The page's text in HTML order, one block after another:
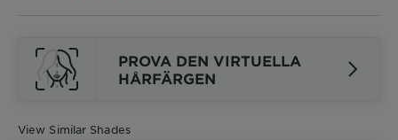
PROVA DEN VIRTUELLA
HÅRFÄRGEN
View Similar Shades